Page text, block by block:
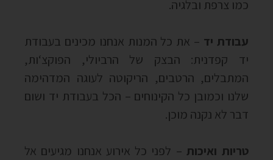
כמו צרפת ובלגיה.
עבודת יד – את כל המנות אנחנו מכינים בעבודת
יד קפדנית: הבצק של הרביולי, הפוקצ‘ות,
המתבלים, הרטבים, הריקוטה לעוגה המדהימה
שלנו וכמובן כל הקינוחים – הכל בעבודת יד ושום
דבר לא נקנה מוכן.
טריות ואיכות – לפני כל אירוע אנחנו מגיעים אל